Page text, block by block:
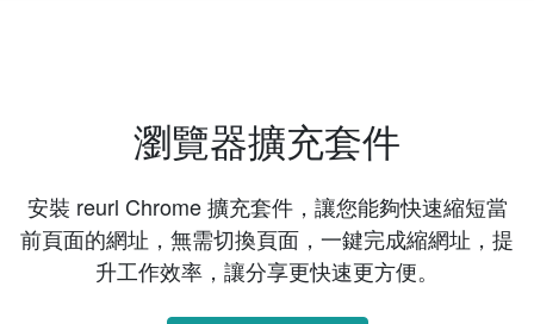
瀏覽器擴充套件
安裝 reurl Chrome 擴充套件，讓您能夠快速縮短當
前頁面的網址，無需切換頁面，一鍵完成縮網址，提
升工作效率，讓分享更快速更方便。